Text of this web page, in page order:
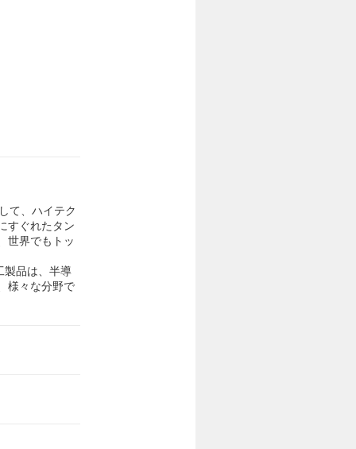
て、ハイテク
すぐれたタン
世界でもトッ
製品は、半導
様々な分野で